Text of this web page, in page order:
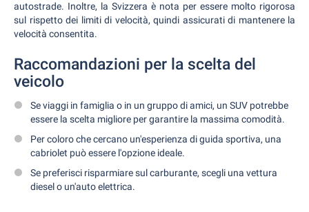
autostrade. Inoltre, la Svizzera è nota per essere molto rigorosa
sul rispetto dei limiti di velocità, quindi assicurati di mantenere la
velocità consentita.
Raccomandazioni per la scelta del
veicolo
Se viaggi in famiglia o in un gruppo di amici, un SUV potrebbe
essere la scelta migliore per garantire la massima comodità.
Per coloro che cercano un'esperienza di guida sportiva, una
cabriolet può essere l'opzione ideale.
Se preferisci risparmiare sul carburante, scegli una vettura
diesel o un'auto elettrica.